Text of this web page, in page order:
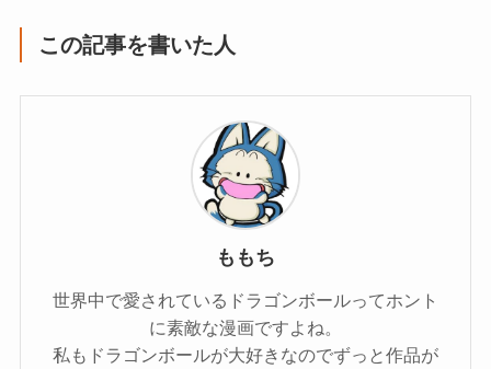
この記事を書いた人
ももち
世界中で愛されているドラゴンボールってホント
に素敵な漫画ですよね。
私もドラゴンボールが大好きなのでずっと作品が